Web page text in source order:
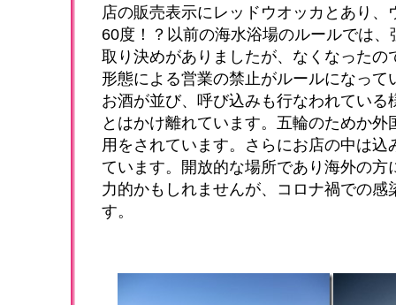
店の販売表示にレッドウオッカとあり、
60度！？以前の海水浴場のルールでは
取り決めがありましたが、なくなったの
形態による営業の禁止がルールになって
お酒が並び、呼び込みも行なわれている
とはかけ離れています。五輪のためか
用をされています。さらにお店の中は込
ています。開放的な場所であり海外の方
力的かもしれませんが、コロナ禍での感
す。